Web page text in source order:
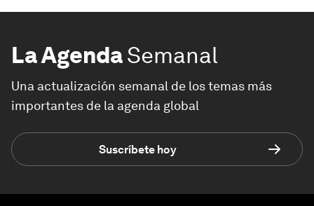
La AgendaSemanal
Una actualización semanal de los temas más
importantes de la agenda global
Suscríbete hoy